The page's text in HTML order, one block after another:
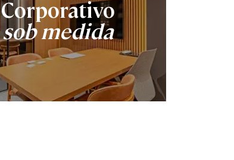
Corporativo
sob medida